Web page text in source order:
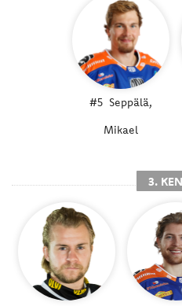
#5 Seppälä,
Mikael
3.